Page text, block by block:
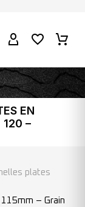
EN
120 –
plates
– Grain